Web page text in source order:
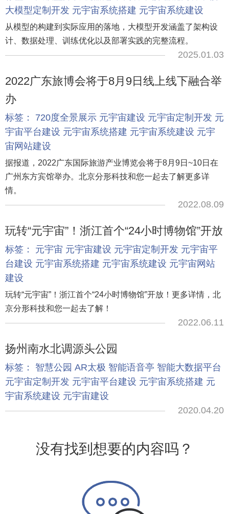
大模型定制开发 元宇宙系统搭建 元宇宙系统建设
从模型的构建到实际应用的落地，大模型开发涵盖了架构设
计、数据处理、训练优化以及部署实践的完整流程。
2025.01.03
2022广东旅博会将于8月9日线上线下融合举
办
标签： 720度全景展示 元宇宙建设 元宇宙定制开发 元
宇宙平台建设 元宇宙系统搭建 元宇宙系统建设 元宇
宙网站建设
据报道，2022广东国际旅游产业博览会将于8月9日~10日在
广州东方宾馆举办。北京分形科技和您一起去了解更多详
情。
2022.08.09
玩转“元宇宙”！浙江首个“24小时博物馆”开放
标签： 元宇宙 元宇宙建设 元宇宙定制开发 元宇宙平
台建设 元宇宙系统搭建 元宇宙系统建设 元宇宙网站
建设
玩转“元宇宙”！浙江首个“24小时博物馆”开放！更多详情，北
京分形科技和您一起去了解！
2022.06.11
扬州南水北调源头公园
标签： 智慧公园 AR太极 智能语音亭 智能大数据平台
元宇宙定制开发 元宇宙平台建设 元宇宙系统搭建 元
宇宙系统建设 元宇宙建设
2020.04.20
没有找到想要的内容吗？